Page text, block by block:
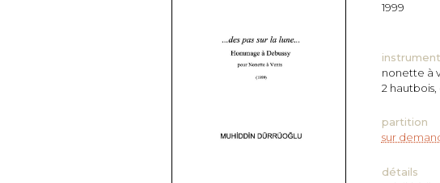
1999
nonette à
2
partition
sur
détails